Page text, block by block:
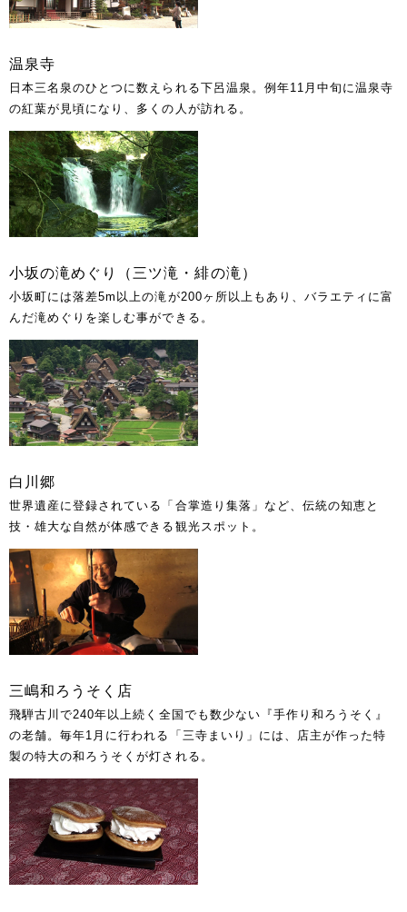
温泉寺
日本三名泉のひとつに数えられる下呂温泉。例年11月中旬に温泉寺
の紅葉が見頃になり、多くの人が訪れる。
小坂の滝めぐり（三ツ滝・緋の滝）
小坂町には落差5m以上の滝が200ヶ所以上もあり、バラエティに富
んだ滝めぐりを楽しむ事ができる。
白川郷
世界遺産に登録されている「合掌造り集落」など、伝統の知恵と
技・雄大な自然が体感できる観光スポット。
三嶋和ろうそく店
飛騨古川で240年以上続く全国でも数少ない『手作り和ろうそく』
の老舗。毎年1月に行われる「三寺まいり」には、店主が作った特
製の特大の和ろうそくが灯される。